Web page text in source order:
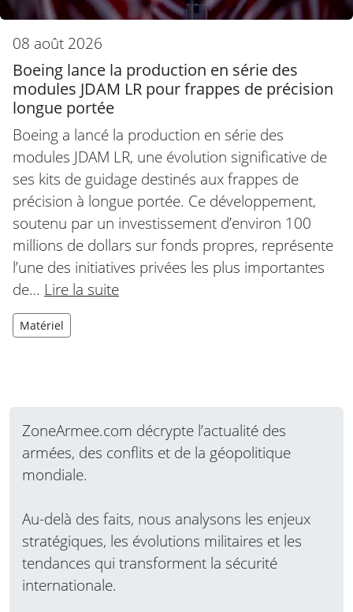
08 août 2026
Boeing lance la production en série des
modules JDAM LR pour frappes de précision
longue portée
Boeing a lancé la production en série des
modules JDAM LR, une évolution significative de
ses kits de guidage destinés aux frappes de
précision à longue portée. Ce développement,
soutenu par un investissement d’environ 100
millions de dollars sur fonds propres, représente
l’une des initiatives privées les plus importantes
de… Lire la suite
Matériel
ZoneArmee.com décrypte l’actualité des
armées, des conflits et de la géopolitique
mondiale.
Au-delà des faits, nous analysons les enjeux
stratégiques, les évolutions militaires et les
tendances qui transforment la sécurité
internationale.